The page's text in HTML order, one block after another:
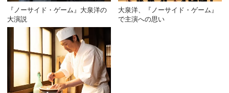
『ノーサイド・ゲーム』大泉洋の
大演説
大泉洋、『ノーサイド・ゲーム』
で主演への思い